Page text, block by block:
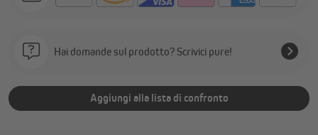
Hai domande sul prodotto? Scrivici pure!
Aggiungi alla lista di confronto